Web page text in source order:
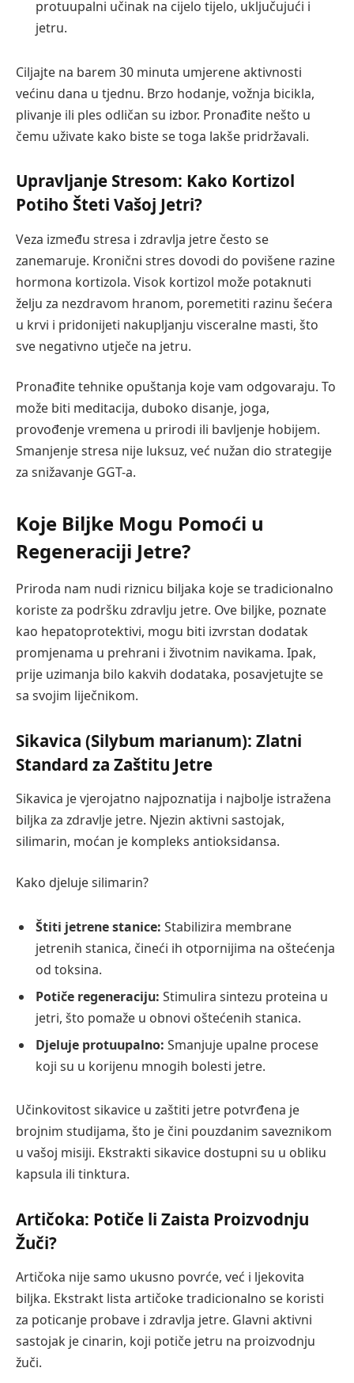
protuupalni učinak na cijelo tijelo, uključujući i
jetru.
Ciljajte na barem 30 minuta umjerene aktivnosti
većinu dana u tjednu. Brzo hodanje, vožnja bicikla,
plivanje ili ples odličan su izbor. Pronađite nešto u
čemu uživate kako biste se toga lakše pridržavali.
Upravljanje Stresom: Kako Kortizol
Potiho Šteti Vašoj Jetri?
Veza između stresa i zdravlja jetre često se
zanemaruje. Kronični stres dovodi do povišene razine
hormona kortizola. Visok kortizol može potaknuti
želju za nezdravom hranom, poremetiti razinu šećera
u krvi i pridonijeti nakupljanju visceralne masti, što
sve negativno utječe na jetru.
Pronađite tehnike opuštanja koje vam odgovaraju. To
može biti meditacija, duboko disanje, joga,
provođenje vremena u prirodi ili bavljenje hobijem.
Smanjenje stresa nije luksuz, već nužan dio strategije
za snižavanje GGT-a.
Koje Biljke Mogu Pomoći u
Regeneraciji Jetre?
Priroda nam nudi riznicu biljaka koje se tradicionalno
koriste za podršku zdravlju jetre. Ove biljke, poznate
kao hepatoprotektivi, mogu biti izvrstan dodatak
promjenama u prehrani i životnim navikama. Ipak,
prije uzimanja bilo kakvih dodataka, posavjetujte se
sa svojim liječnikom.
Sikavica (Silybum marianum): Zlatni
Standard za Zaštitu Jetre
Sikavica je vjerojatno najpoznatija i najbolje istražena
biljka za zdravlje jetre. Njezin aktivni sastojak,
silimarin, moćan je kompleks antioksidansa.
Kako djeluje silimarin?
Štiti jetrene stanice: Stabilizira membrane
jetrenih stanica, čineći ih otpornijima na oštećenja
od toksina.
Potiče regeneraciju: Stimulira sintezu proteina u
jetri, što pomaže u obnovi oštećenih stanica.
Djeluje protuupalno: Smanjuje upalne procese
koji su u korijenu mnogih bolesti jetre.
Učinkovitost sikavice u zaštiti jetre potvrđena je
brojnim studijama, što je čini pouzdanim saveznikom
u vašoj misiji. Ekstrakti sikavice dostupni su u obliku
kapsula ili tinktura.
Artičoka: Potiče li Zaista Proizvodnju
Žuči?
Artičoka nije samo ukusno povrće, već i ljekovita
biljka. Ekstrakt lista artičoke tradicionalno se koristi
za poticanje probave i zdravlja jetre. Glavni aktivni
sastojak je cinarin, koji potiče jetru na proizvodnju
žuči.